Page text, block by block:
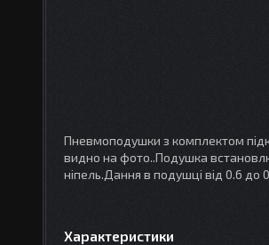
Пневмоподушки з комплектом
видно на фото..Подушка
ніпель.Дання в подушці від 0.6 до
Характеристики